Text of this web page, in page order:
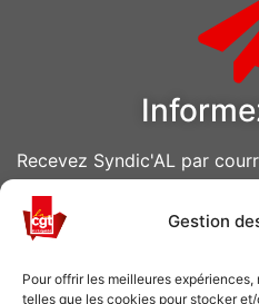
Gestion
Pour offrir les meilleures
telles que les cookies pour stocker
Recevez Syndic'AL par